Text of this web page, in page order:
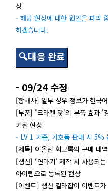
상
- 해당 현상에 대한 원인을 파악
하겠습니다.
🔍대응 완료
- 09/24 수정
[항해사] 일부 성우 정보가 한국
[부품] '크라켄 닻'의 부품 효과 '
기된 현상
- LV 1 기준, 가호품 판매 시 5%
[제독] 이올린 회고록의 구매 내
[생산] ‘연마기’ 제작 시 사용되
아이템으로 등록된 현상
[이벤트] 생산 길라잡이 이벤트